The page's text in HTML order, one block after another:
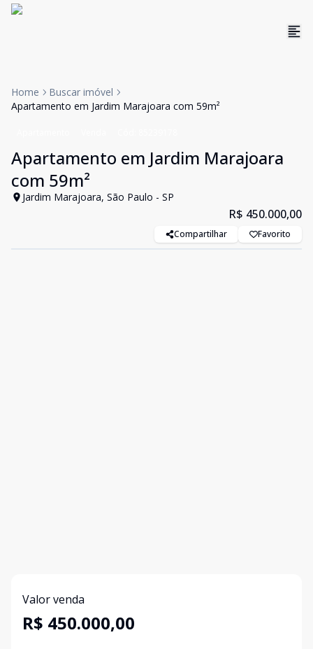
Home
Buscar imóvel
Apartamento em Jardim Marajoara com 59m²
Apartamento em Jardim Marajoara
com 59m²
Jardim Marajoara, São Paulo - SP
R$ 450.000,00
Compartilhar Favorito
Valor venda
R$ 450.000,00